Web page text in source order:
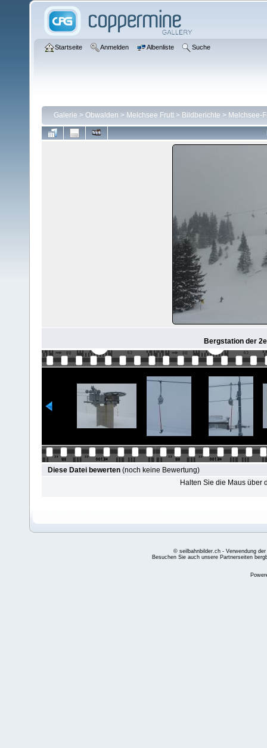
Startseite Anmelden Albenliste Suche
Galerie > Obwalden > Melchsee Frutt > Bildberichte > Melchsee-
Bergstation der
Diese Datei bewerten (noch keine Bewertung)
Halten Sie die Maus über
© seilbahnbilder.ch - Verwendung
Besuchen Sie auch unsere Partnerseiten